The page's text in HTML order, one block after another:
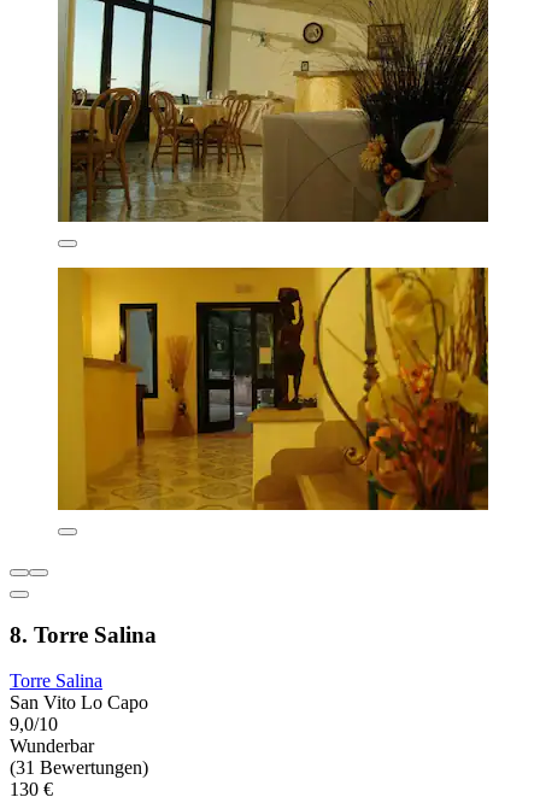
8. Torre Salina
Torre Salina
San Vito Lo Capo
9,0/10
Wunderbar
(31 Bewertungen)
130 €